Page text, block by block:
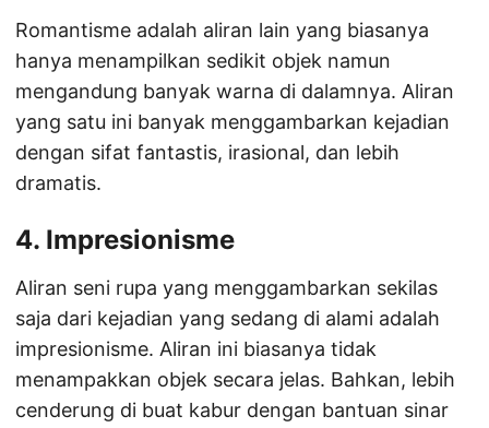
Romantisme adalah aliran lain yang biasanya
hanya menampilkan sedikit objek namun
mengandung banyak warna di dalamnya. Aliran
yang satu ini banyak menggambarkan kejadian
dengan sifat fantastis, irasional, dan lebih
dramatis.
4. Impresionisme
Aliran seni rupa yang menggambarkan sekilas
saja dari kejadian yang sedang di alami adalah
impresionisme. Aliran ini biasanya tidak
menampakkan objek secara jelas. Bahkan, lebih
cenderung di buat kabur dengan bantuan sinar